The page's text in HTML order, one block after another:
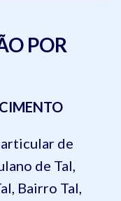
POR
de
de Tal,
Bairro Tal,